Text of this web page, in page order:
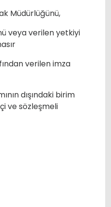
Müdürlüğünü,
veya verilen yetkiyi
verilen imza
dışındaki birim
ve sözleşmeli